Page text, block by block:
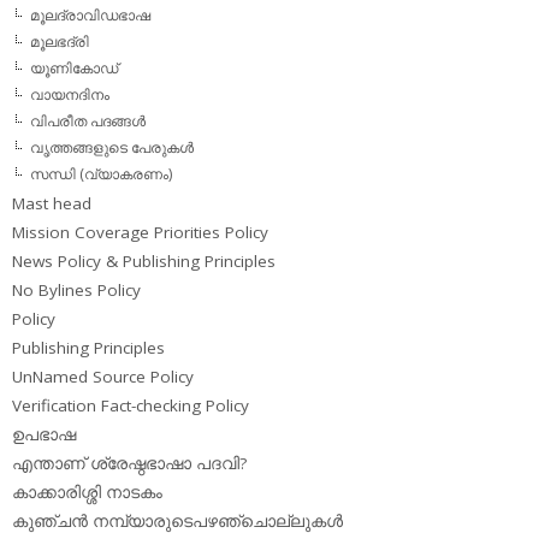
മൂലദ്രാവിഡഭാഷ
മൂലഭദ്രി
യൂണികോഡ്
വായനദിനം
വിപരീത പദങ്ങള്‍
വൃത്തങ്ങളുടെ പേരുകള്‍
സന്ധി (വ്യാകരണം)
Mast head
Mission Coverage Priorities Policy
News Policy & Publishing Principles
No Bylines Policy
Policy
Publishing Principles
UnNamed Source Policy
Verification Fact-checking Policy
ഉപഭാഷ
എന്താണ് ശ്രേഷ്ഠഭാഷാ പദവി?
കാക്കാരിശ്ശി നാടകം
കുഞ്ചന്‍ നമ്പ്യാരുടെപഴഞ്ചൊല്ലുകള്‍